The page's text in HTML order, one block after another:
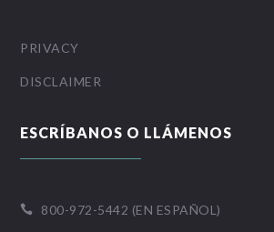
PRIVACY
DISCLAIMER
ESCRÍBANOS O LLÁMENOS
 800-972-5442 (EN ESPAÑOL)